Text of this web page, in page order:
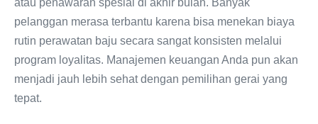
atau penawaran spesial di akhir bulan. Banyak
pelanggan merasa terbantu karena bisa menekan biaya
rutin perawatan baju secara sangat konsisten melalui
program loyalitas. Manajemen keuangan Anda pun akan
menjadi jauh lebih sehat dengan pemilihan gerai yang
tepat.